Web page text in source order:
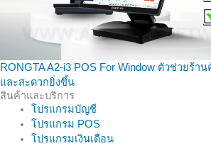
RONGTA A2-i3 POS For Window ตัวช่วยร้า
และสะดวกยิ่งขึ้น
สินค้าและบริการ
โปรแกรมบัญชี
โปรแกรม POS
โปรแกรมเงินเดือน